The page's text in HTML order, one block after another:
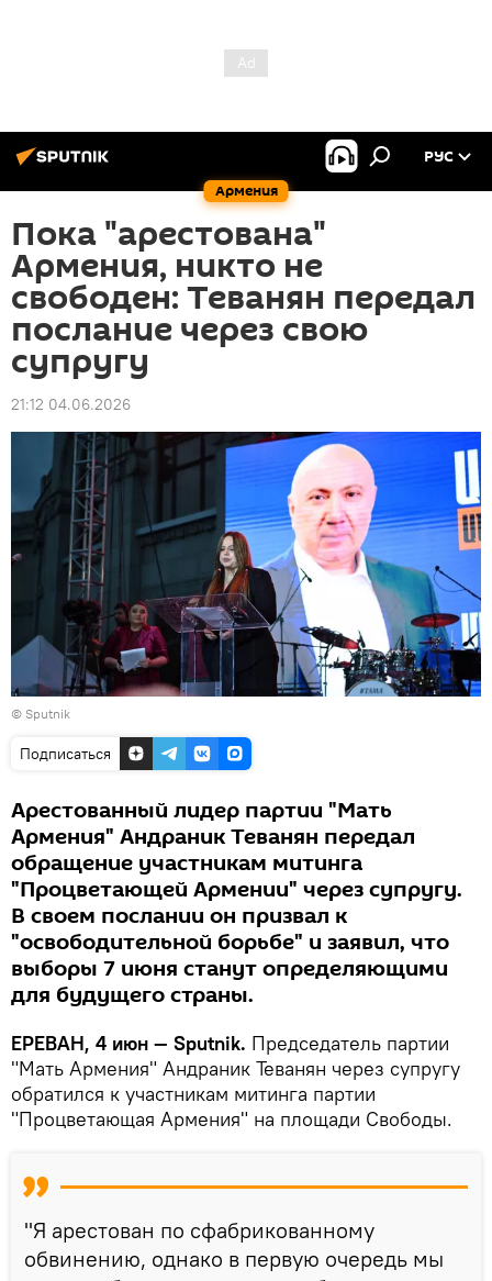
Армения
РУС
Пока "арестована"
Армения, никто не
свободен: Теванян передал
послание через свою
супругу
21:12 04.06.2026
© Sputnik
Подписаться
Арестованный лидер партии "Мать
Армения" Андраник Теванян передал
обращение участникам митинга
"Процветающей Армении" через супругу.
В своем послании он призвал к
"освободительной борьбе" и заявил, что
выборы 7 июня станут определяющими
для будущего страны.
ЕРЕВАН, 4 июн — Sputnik. Председатель партии
"Мать Армения" Андраник Теванян через супругу
обратился к участникам митинга партии
"Процветающая Армения" на площади Свободы.
"Я арестован по сфабрикованному
обвинению, однако в первую очередь мы